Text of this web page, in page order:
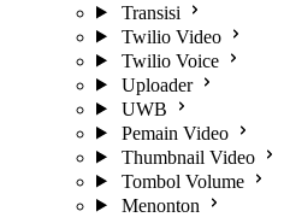
Transisi
Twilio Video
Twilio Voice
Uploader
UWB
Pemain Video
Thumbnail Video
Tombol Volume
Menonton